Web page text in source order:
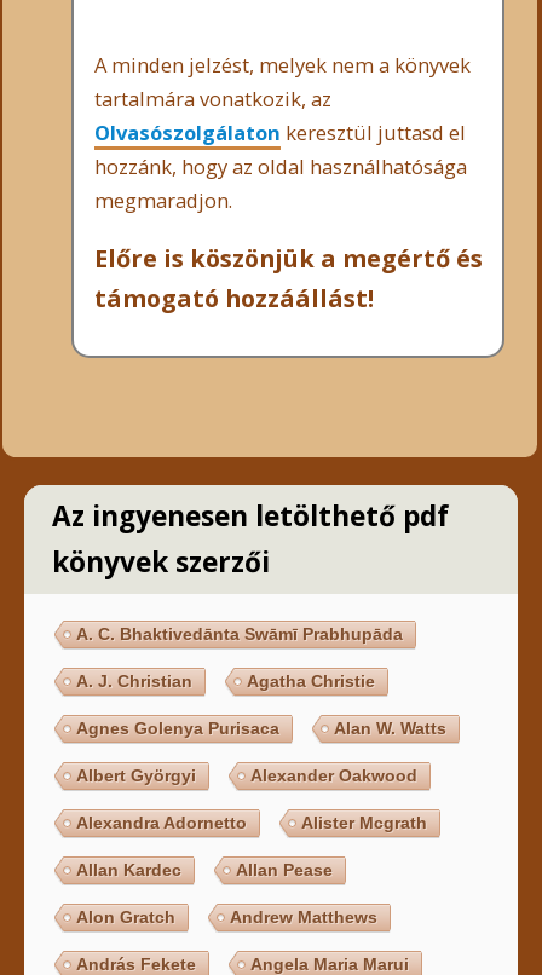
A minden jelzést, melyek nem a könyvek
tartalmára vonatkozik, az
Olvasószolgálaton keresztül juttasd el
hozzánk, hogy az oldal használhatósága
megmaradjon.
Előre is köszönjük a megértő és
támogató hozzáállást!
Az ingyenesen letölthető pdf
könyvek szerzői
A. C. Bhaktivedānta Swāmī Prabhupāda
A. J. Christian Agatha Christie
Agnes Golenya Purisaca Alan W. Watts
Albert Györgyi Alexander Oakwood
Alexandra Adornetto Alister Mcgrath
Allan Kardec Allan Pease
Alon Gratch Andrew Matthews
András Fekete Angela Maria Marui